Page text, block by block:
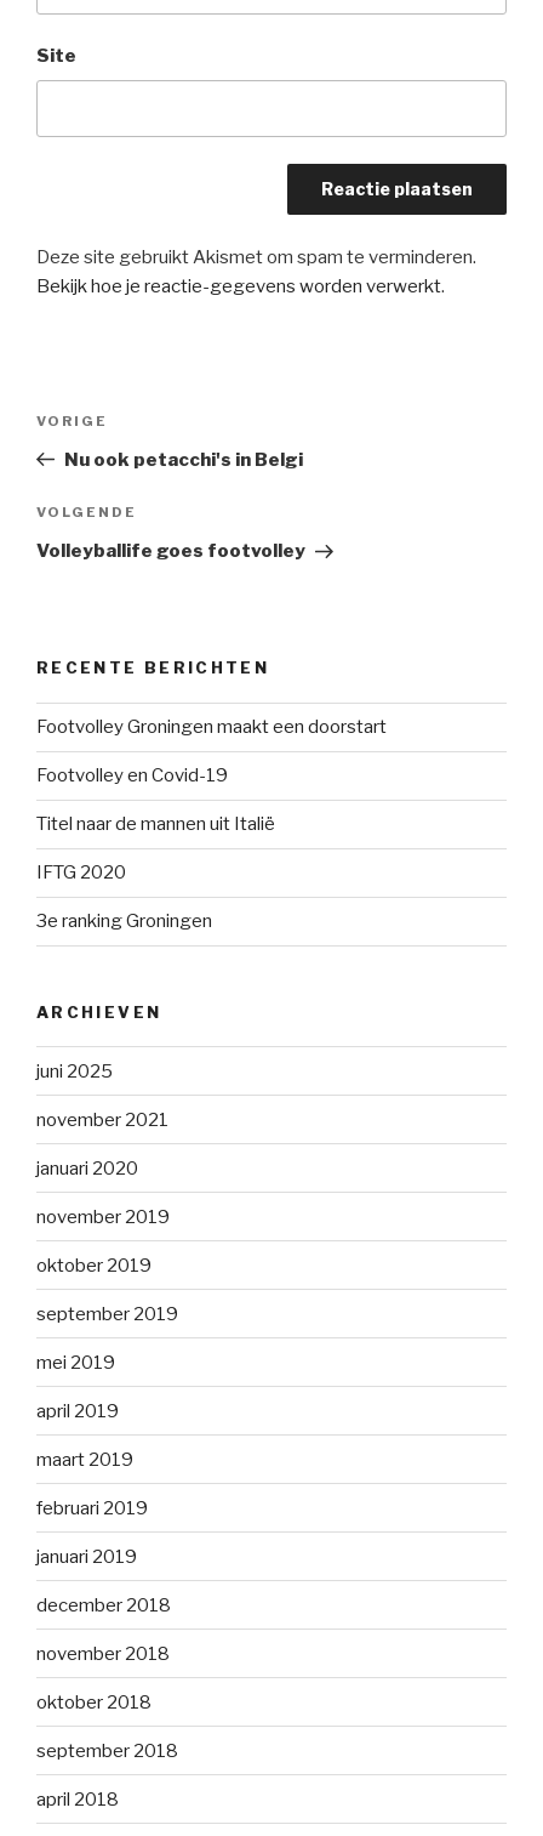
Site
Deze site gebruikt Akismet om spam te verminderen.
Bekijk hoe je reactie-gegevens worden verwerkt.
Vorig
bericht
VORIGE
Nu ook petacchi's in Belgi
Volgend
bericht
VOLGENDE
Volleyballife goes footvolley
RECENTE BERICHTEN
Footvolley Groningen maakt een doorstart
Footvolley en Covid-19
Titel naar de mannen uit Italië
IFTG 2020
3e ranking Groningen
ARCHIEVEN
juni 2025
november 2021
januari 2020
november 2019
oktober 2019
september 2019
mei 2019
april 2019
maart 2019
februari 2019
januari 2019
december 2018
november 2018
oktober 2018
september 2018
april 2018